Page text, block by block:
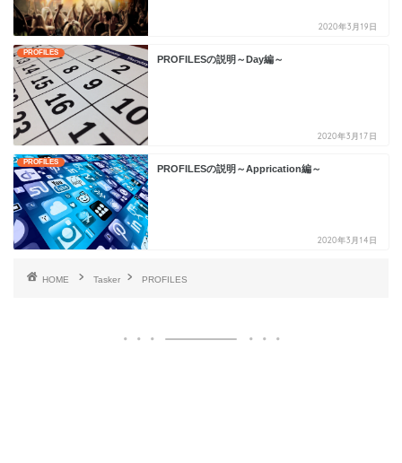
2020年3月19日
PROFILES
PROFILESの説明～Day編～
2020年3月17日
PROFILES
PROFILESの説明～Apprication編～
2020年3月14日
HOME Tasker PROFILES